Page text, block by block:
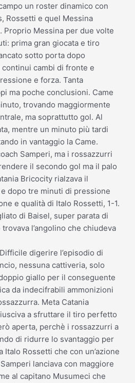
un roster dinamico con
Rossetti e quel Messina
Proprio Messina per due volte
prima gran giocata e tiro
sotto porta dopo
continui cambi di fronte e
e forza. Tanta
ma poche conclusioni. Came
trovando maggiormente
ma soprattutto gol. Al
mentre un minuto più tardi
in vantaggio la Came.
Samperi, ma i rossazzurri
il secondo gol ma il palo
Bricocity rialzava il
dopo tre minuti di pressione
e qualità di Italo Rossetti, 1-1.
di Baisel, super parata di
l’angolino che chiudeva
Difficile digerire l’episodio di
nessuna cattiveria, solo
giallo per il conseguente
da indecifrabili ammonizioni
Meta Catania
a sfruttare il tiro perfetto
aperta, perchè i rossazzurri a
di ridurre lo svantaggio per
Rossetti che con un’azione
lanciava con maggiore
al capitano Musumeci che